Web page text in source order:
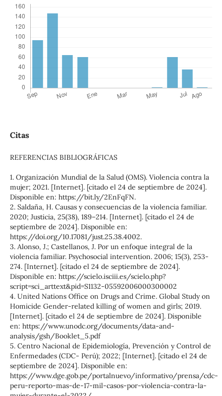
Citas
REFERENCIAS BIBLIOGRÁFICAS
1. Organización Mundial de la Salud (OMS). Violencia contra la
mujer; 2021. [Internet]. [citado el 24 de septiembre de 2024].
Disponible en: https://bit.ly/2EnFqFN.
2. Saldaña, H. Causas y consecuencias de la violencia familiar.
2020; Justicia, 25(38), 189–214. [Internet]. [citado el 24 de
septiembre de 2024]. Disponible en:
https://doi.org/10.17081/just.25.38.4002.
3. Alonso, J.; Castellanos, J. Por un enfoque integral de la
violencia familiar. Psychosocial intervention. 2006; 15(3), 253-
274. [Internet]. [citado el 24 de septiembre de 2024].
Disponible en: https://scielo.isciii.es/scielo.php?
script=sci_arttext&pid=S1132-05592006000300002
4. United Nations Office on Drugs and Crime. Global Study on
Homicide Gender-related killing of women and girls; 2019.
[Internet]. [citado el 24 de septiembre de 2024]. Disponible
en: https://www.unodc.org/documents/data-and-
analysis/gsh/Booklet_5.pdf
5. Centro Nacional de Epidemiología, Prevención y Control de
Enfermedades (CDC- Perú); 2022; [Internet]. [citado el 24 de
septiembre de 2024]. Disponible en:
https://www.dge.gob.pe/portalnuevo/informativo/prensa/cdc-
peru-reporto-mas-de-17-mil-casos-por-violencia-contra-la-